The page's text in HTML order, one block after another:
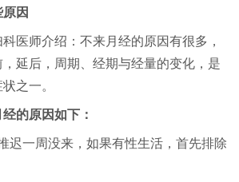
因
医师介绍： 不来月经的原因有很多，
延后，周期、经期与经量的变化，是
之一。
的原因如下：
一周没来，如果有性生活，首先排除